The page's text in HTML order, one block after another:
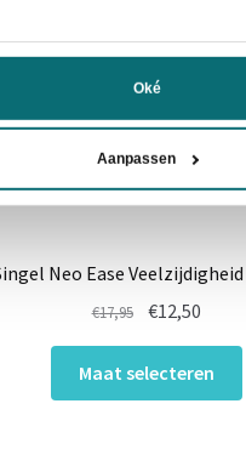
Oké
Aanpassen
Neo Ease
€17,95
was:
€17,95.
€12,50
is:
€12,50.
Maat selecteren